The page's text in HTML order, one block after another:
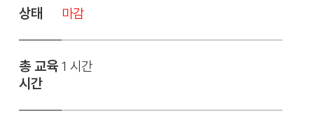
상태 마감
총 교육
시간
1 시간